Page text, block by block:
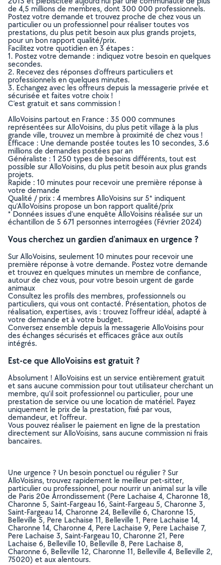
de 4,5 millions de membres, dont 300 000 professionnels.
Postez votre demande et trouvez proche de chez vous un
particulier ou un professionnel pour réaliser toutes vos
prestations, du plus petit besoin aux plus grands projets,
pour un bon rapport qualité/prix.
Facilitez votre quotidien en 3 étapes :
1. Postez votre demande : indiquez votre besoin en quelques
secondes.
2. Recevez des réponses d’offreurs particuliers et
professionnels en quelques minutes.
3. Echangez avec les offreurs depuis la messagerie privée et
sécurisée et faites votre choix !
C’est gratuit et sans commission !
AlloVoisins partout en France : 35 000 communes
représentées sur AlloVoisins, du plus petit village à la plus
grande ville, trouvez un membre à proximité de chez vous !
Efficace : Une demande postée toutes les 10 secondes, 3.6
millions de demandes postées par an
Généraliste : 1 250 types de besoins différents, tout est
possible sur AlloVoisins, du plus petit besoin aux plus grands
projets.
Rapide : 10 minutes pour recevoir une première réponse à
votre demande
Qualité / prix : 4 membres AlloVoisins sur 5* indiquent
qu’AlloVoisins propose un bon rapport qualité/prix
* Données issues d’une enquête AlloVoisins réalisée sur un
échantillon de 5 671 personnes interrogées (Février 2024)
Vous cherchez un gardien d'animaux en urgence ?
Sur AlloVoisins, seulement 10 minutes pour recevoir une
première réponse à votre demande. Postez votre demande
et trouvez en quelques minutes un membre de confiance,
autour de chez vous, pour votre besoin urgent de garde
animaux
Consultez les profils des membres, professionnels ou
particuliers, qui vous ont contacté. Présentation, photos de
réalisation, expertises, avis : trouvez l'offreur idéal, adapté à
votre demande et à votre budget.
Conversez ensemble depuis la messagerie AlloVoisins pour
des échanges sécurisés et efficaces grâce aux outils
intégrés.
Est-ce que AlloVoisins est gratuit ?
Absolument ! AlloVoisins est un service entièrement gratuit
et sans aucune commission pour tout utilisateur cherchant un
membre, qu’il soit professionnel ou particulier, pour une
prestation de service ou une location de matériel. Payez
uniquement le prix de la prestation, fixé par vous,
demandeur, et l’offreur.
Vous pouvez réaliser le paiement en ligne de la prestation
directement sur AlloVoisins, sans aucune commission ni frais
bancaires.
Une urgence ? Un besoin ponctuel ou régulier ? Sur
AlloVoisins, trouvez rapidement le meilleur pet-sitter,
particulier ou professionnel, pour nourrir un animal sur la ville
de Paris 20e Arrondissement (Pere Lachaise 4, Charonne 18,
Charonne 5, Saint-Fargeau 16, Saint-Fargeau 5, Charonne 3,
Saint-Fargeau 14, Charonne 24, Belleville 6, Charonne 15,
Belleville 5, Pere Lachaise 11, Belleville 1, Pere Lachaise 14,
Charonne 14, Charonne 4, Pere Lachaise 9, Pere Lachaise 7,
Pere Lachaise 3, Saint-Fargeau 10, Charonne 21, Pere
Lachaise 6, Belleville 10, Belleville 8, Pere Lachaise 8,
Charonne 6, Belleville 12, Charonne 11, Belleville 4, Belleville 2,
75020) et aux alentours.